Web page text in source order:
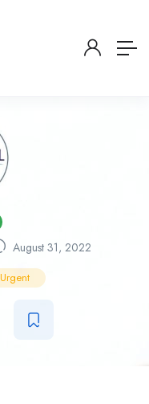
August 31, 2022
Urgent